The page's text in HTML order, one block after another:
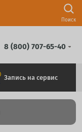
Поиск
8 (800) 707-65-40
Запись на сервис